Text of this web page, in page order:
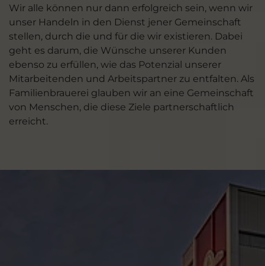
Wir alle können nur dann erfolgreich sein, wenn wir
unser Handeln in den Dienst jener Gemeinschaft
stellen, durch die und für die wir existieren. Dabei
geht es darum, die Wünsche unserer Kunden
ebenso zu erfüllen, wie das Potenzial unserer
Mitarbeitenden und Arbeitspartner zu entfalten. Als
Familienbrauerei glauben wir an eine Gemeinschaft
von Menschen, die diese Ziele partnerschaftlich
erreicht.